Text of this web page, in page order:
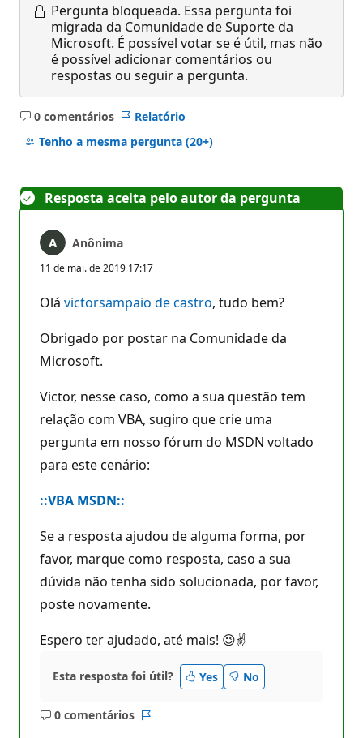
Pergunta bloqueada. Essa pergunta foi
migrada da Comunidade de Suporte da
Microsoft. É possível votar se é útil, mas não
é possível adicionar comentários ou
respostas ou seguir a pergunta.
0 comentários
Sem
comentários
Relatório
Tenho a mesma pergunta (20+)
Resposta aceita pelo autor da pergunta
Anônima
11 de mai. de 2019 17:17
Olá victorsampaio de castro, tudo bem?
Obrigado por postar na Comunidade da
Microsoft.
Victor, nesse caso, como a sua questão tem
relação com VBA, sugiro que crie uma
pergunta em nosso fórum do MSDN voltado
para este cenário:
::VBA MSDN::
Se a resposta ajudou de alguma forma, por
favor, marque como resposta, caso a sua
dúvida não tenha sido solucionada, por favor,
poste novamente.
Espero ter ajudado, até mais! 😉✌
Esta resposta foi útil? Yes No
0 comentários
Sem